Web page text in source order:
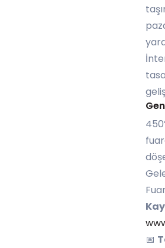
📅